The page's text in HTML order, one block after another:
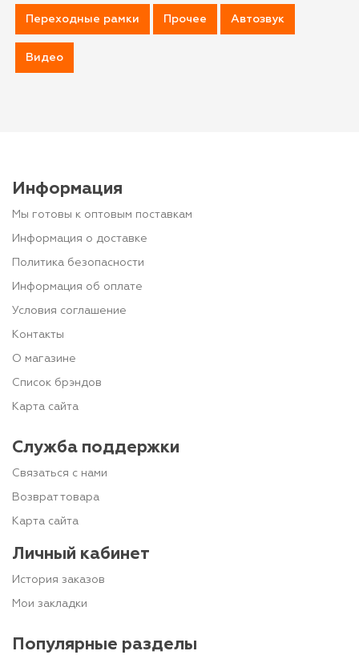
Переходные рамки Прочее Автозвук
Видео
Информация
Мы готовы к оптовым поставкам
Информация о доставке
Политика безопасности
Информация об оплате
Условия соглашение
Контакты
О магазине
Список брэндов
Карта сайта
Служба поддержки
Связаться с нами
Возврат товара
Карта сайта
Личный кабинет
История заказов
Мои закладки
Популярные разделы